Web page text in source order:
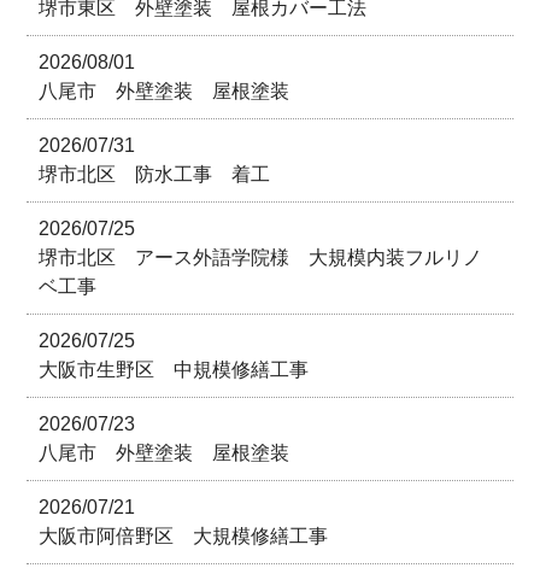
堺市東区 外壁塗装 屋根カバー工法
2026/08/01
八尾市 外壁塗装 屋根塗装
2026/07/31
堺市北区 防水工事 着工
2026/07/25
堺市北区 アース外語学院様 大規模内装フルリノ
ベ工事
2026/07/25
大阪市生野区 中規模修繕工事
2026/07/23
八尾市 外壁塗装 屋根塗装
2026/07/21
大阪市阿倍野区 大規模修繕工事